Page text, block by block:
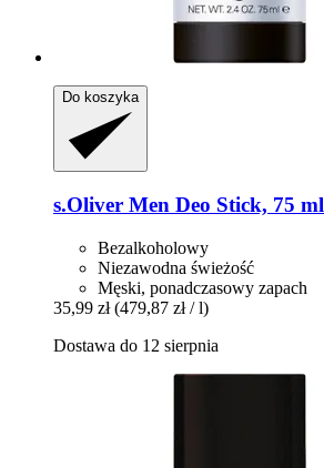
Do koszyka
s.Oliver Men Deo Stick, 75 ml
Bezalkoholowy
Niezawodna świeżość
Męski, ponadczasowy zapach
35,99 zł (479,87 zł / l)
Dostawa do 12 sierpnia